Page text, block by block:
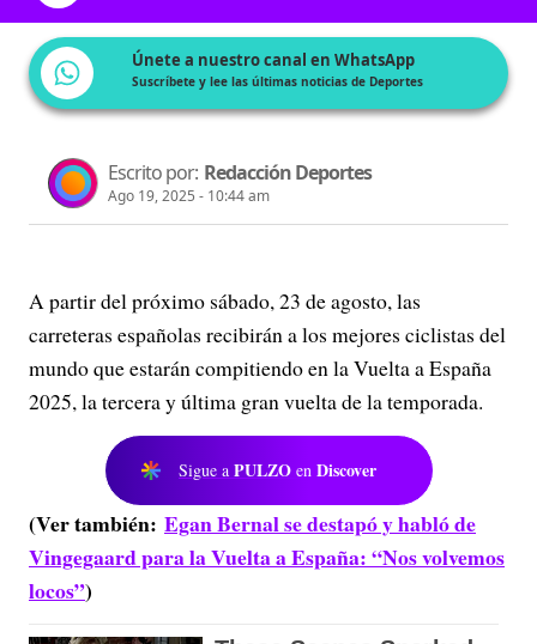
Únete a nuestro canal en WhatsApp
Suscríbete y lee las últimas noticias de Deportes
Escrito por: Redacción Deportes
Ago 19, 2025 - 10:44 am
A partir del próximo sábado, 23 de agosto, las
carreteras españolas recibirán a los mejores ciclistas del
mundo que estarán compitiendo en la Vuelta a España
2025, la tercera y última gran vuelta de la temporada.
Sigue a PULZO en Discover
(Ver también: Egan Bernal se destapó y habló de
Vingegaard para la Vuelta a España: “Nos volvemos
locos”)